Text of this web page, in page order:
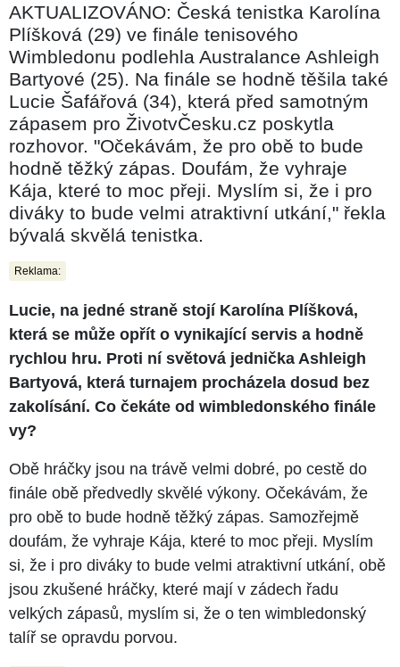
AKTUALIZOVÁNO: Česká tenistka Karolína
Plíšková (29) ve finále tenisového
Wimbledonu podlehla Australance Ashleigh
Bartyové (25). Na finále se hodně těšila také
Lucie Šafářová (34), která před samotným
zápasem pro ŽivotvČesku.cz poskytla
rozhovor. "Očekávám, že pro obě to bude
hodně těžký zápas. Doufám, že vyhraje
Kája, které to moc přeji. Myslím si, že i pro
diváky to bude velmi atraktivní utkání," řekla
bývalá skvělá tenistka.
Reklama:
Lucie, na jedné straně stojí Karolína Plíšková,
která se může opřít o vynikající servis a hodně
rychlou hru. Proti ní světová jednička Ashleigh
Bartyová, která turnajem procházela dosud bez
zakolísání. Co čekáte od wimbledonského finále
vy?
Obě hráčky jsou na trávě velmi dobré, po cestě do
finále obě předvedly skvělé výkony. Očekávám, že
pro obě to bude hodně těžký zápas. Samozřejmě
doufám, že vyhraje Kája, které to moc přeji. Myslím
si, že i pro diváky to bude velmi atraktivní utkání, obě
jsou zkušené hráčky, které mají v zádech řadu
velkých zápasů, myslím si, že o ten wimbledonský
talíř se opravdu porvou.